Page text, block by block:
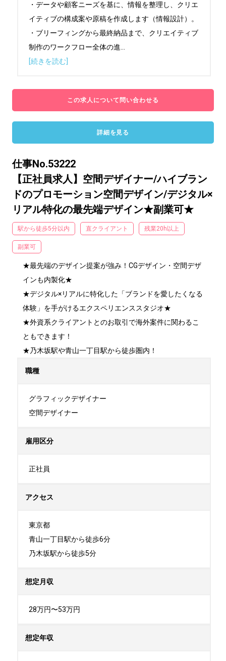
・データや顧客ニーズを基に、情報を整理し、クリエ
イティブの構成案や原稿を作成します（情報設計）。
・ブリーフィングから最終納品まで、クリエイティブ
制作のワークフロー全体の進
[続きを読む]
この求人について問い合わせる
詳細を見る
仕事No.53222
【正社員求人】空間デザイナー/ハイブラン
ドのプロモーション空間デザイン/デジタル×
リアル特化の最先端デザイン★副業可★
駅から徒歩5分以内 直クライアント 残業20h以上
副業可
★最先端のデザイン提案が強み！CGデザイン・空間デザ
インも内製化★
★デジタル×リアルに特化した「ブランドを愛したくなる
体験」を手がけるエクスペリエンススタジオ★
★外資系クライアントとのお取引で海外案件に関わるこ
ともできます！
★乃木坂駅や青山一丁目駅から徒歩圏内！
職種
グラフィックデザイナー
空間デザイナー
雇用区分
正社員
アクセス
東京都
青山一丁目駅から徒歩6分
乃木坂駅から徒歩5分
想定月収
28万円〜53万円
想定年収